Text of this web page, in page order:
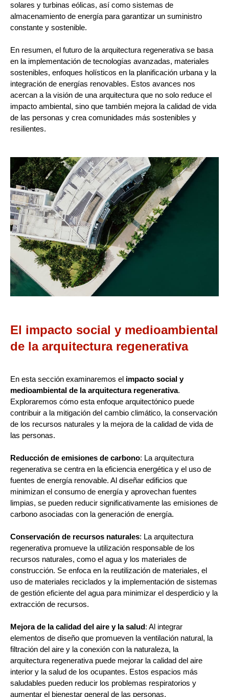
solares y turbinas eólicas, así como sistemas de
almacenamiento de energía para garantizar un suministro
constante y sostenible.
En resumen, el futuro de la arquitectura regenerativa se basa
en la implementación de tecnologías avanzadas, materiales
sostenibles, enfoques holísticos en la planificación urbana y la
integración de energías renovables. Estos avances nos
acercan a la visión de una arquitectura que no solo reduce el
impacto ambiental, sino que también mejora la calidad de vida
de las personas y crea comunidades más sostenibles y
resilientes.
El impacto social y medioambiental
de la arquitectura regenerativa
En esta sección examinaremos el impacto social y
medioambiental de la arquitectura regenerativa.
Exploraremos cómo esta enfoque arquitectónico puede
contribuir a la mitigación del cambio climático, la conservación
de los recursos naturales y la mejora de la calidad de vida de
las personas.
Reducción de emisiones de carbono: La arquitectura
regenerativa se centra en la eficiencia energética y el uso de
fuentes de energía renovable. Al diseñar edificios que
minimizan el consumo de energía y aprovechan fuentes
limpias, se pueden reducir significativamente las emisiones de
carbono asociadas con la generación de energía.
Conservación de recursos naturales: La arquitectura
regenerativa promueve la utilización responsable de los
recursos naturales, como el agua y los materiales de
construcción. Se enfoca en la reutilización de materiales, el
uso de materiales reciclados y la implementación de sistemas
de gestión eficiente del agua para minimizar el desperdicio y la
extracción de recursos.
Mejora de la calidad del aire y la salud: Al integrar
elementos de diseño que promueven la ventilación natural, la
filtración del aire y la conexión con la naturaleza, la
arquitectura regenerativa puede mejorar la calidad del aire
interior y la salud de los ocupantes. Estos espacios más
saludables pueden reducir los problemas respiratorios y
aumentar el bienestar general de las personas.